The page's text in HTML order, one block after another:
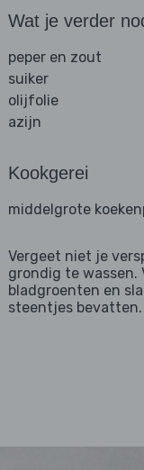
Wat je verder
peper en zout
suiker
olijfolie
azijn
Kookgerei
middelgrote
Vergeet niet je
grondig te wassen.
bladgroenten en
steentjes bevatten.